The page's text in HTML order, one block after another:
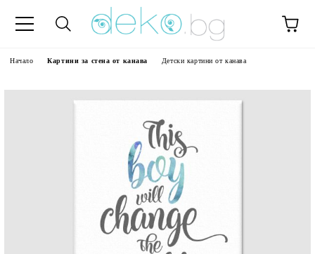
Начало Картини за стена от канава Детски картини от канава